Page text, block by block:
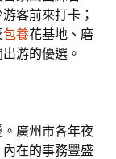
客前來打卡；
包養花基地、磨
游的優選。
廣州市各年夜
在的事務豐盛